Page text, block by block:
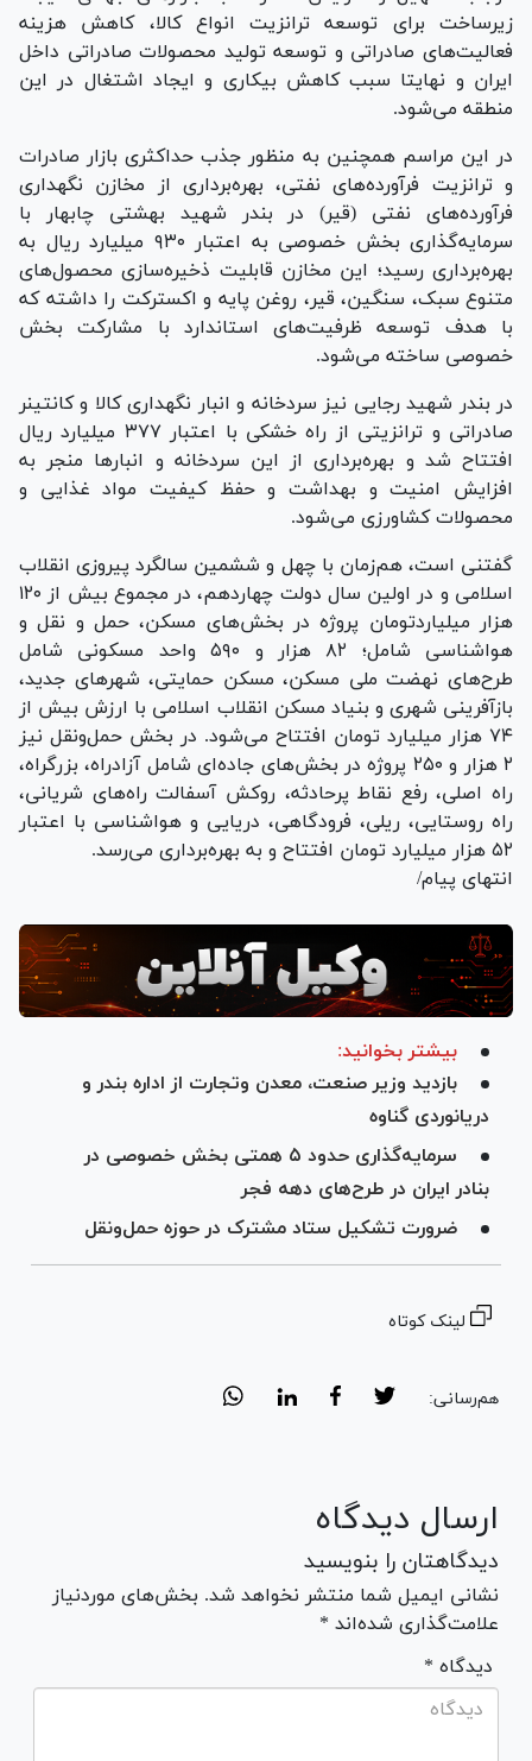
زیرساخت برای توسعه ترانزیت انواع کالا، کاهش هزینه
فعالیت‌های صادراتی و توسعه تولید محصولات صادراتی داخل
ایران و نهایتا سبب کاهش بیکاری و ایجاد اشتغال در این
منطقه می‌شود.
در این مراسم همچنین به منظور جذب حداکثری بازار صادرات
و ترانزیت فرآورده‌های نفتی، بهره‌برداری از مخازن نگهداری
فرآورده‌های نفتی (قیر) در بندر شهید بهشتی چابهار با
سرمایه‌گذاری بخش خصوصی به اعتبار ۹۳۰ میلیارد ریال به
بهره‌برداری رسید؛ این مخازن قابلیت ذخیره‌سازی محصول‌های
متنوع سبک، سنگین، قیر، روغن پایه و اکسترکت را داشته که
با هدف توسعه ظرفیت‌های استاندارد با مشارکت بخش
خصوصی ساخته می‌شود.
در بندر شهید رجایی نیز سردخانه و انبار نگهداری کالا و کانتینر
صادراتی و ترانزیتی از راه خشکی با اعتبار ۳۷۷ میلیارد ریال
افتتاح شد و بهره‌برداری از این سردخانه و انبار‌ها منجر به
افزایش امنیت و بهداشت و حفظ کیفیت مواد غذایی و
محصولات کشاورزی می‌شود.
گفتنی است، هم‌زمان با چهل و ششمین سالگرد پیروزی انقلاب
اسلامی و در اولین سال دولت چهاردهم، در مجموع بیش از ۱۲۰
هزار میلیاردتومان پروژه در بخش‌های مسکن، حمل و نقل و
هواشناسی شامل؛ ۸۲ هزار و ۵۹۰ واحد مسکونی شامل
طرح‌های نهضت ملی مسکن، مسکن حمایتی، شهر‌های جدید،
بازآفرینی شهری و بنیاد مسکن انقلاب اسلامی با ارزش بیش از
۷۴ هزار میلیارد تومان افتتاح می‌شود. در بخش حمل‌ونقل نیز
۲ هزار و ۲۵۰ پروژه در بخش‌های جاده‌ای شامل آزادراه، بزرگراه،
راه اصلی، رفع نقاط پرحادثه، روکش آسفالت راه‌های شریانی،
راه روستایی، ریلی، فرودگاهی، دریایی و هواشناسی با اعتبار
۵۲ هزار میلیارد تومان افتتاح و به بهره‌برداری می‌رسد.
انتهای پیام/
بیشتر بخوانید:
بازدید وزیر صنعت، معدن وتجارت از اداره بندر و
دریانوردی گناوه
سرمایه‌گذاری حدود ۵ همتی بخش خصوصی در
بنادر ایران در طرح‌های دهه فجر
ضرورت تشکیل ستاد مشترک در حوزه حمل‌ونقل
لینک کوتاه
هم‌رسانی:
ارسال دیدگاه
دیدگاهتان را بنویسید
نشانی ایمیل شما منتشر نخواهد شد. بخش‌های موردنیاز
علامت‌گذاری شده‌اند *
* دیدگاه